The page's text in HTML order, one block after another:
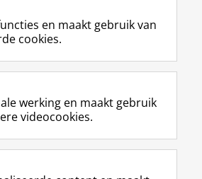
RUG
F
a
e
b
o
L
i
k
e
I
R
S
-
f
e
I
n
t
r
Y
o
T
e
en maakt gebruik van
cookies.
werking en maakt gebruik
videocookies.